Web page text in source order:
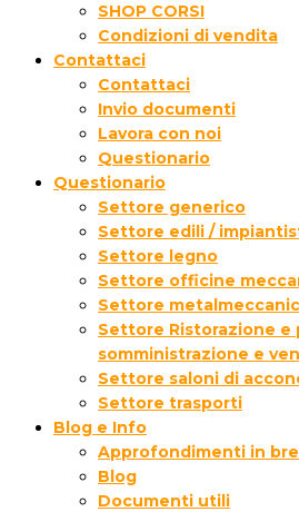
SHOP CORSI
Condizioni di vendita
Contattaci
Contattaci
Invio documenti
Lavora con noi
Questionario
Questionario
Settore generico
Settore edili /
Settore legno
Settore officine
Settore
Settore Ristorazione e
somministrazione e
Settore saloni di
Settore trasporti
Blog e Info
Approfondimenti in
Blog
Documenti utili